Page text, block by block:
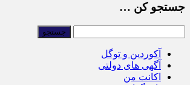
جستجو کن …
آکوردین و توگل
آگهی های دولتی
اکانت من